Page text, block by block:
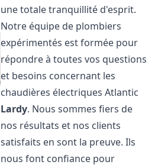
une totale tranquillité d'esprit.
Notre équipe de plombiers
expérimentés est formée pour
répondre à toutes vos questions
et besoins concernant les
chaudières électriques Atlantic
Lardy. Nous sommes fiers de
nos résultats et nos clients
satisfaits en sont la preuve. Ils
nous font confiance pour